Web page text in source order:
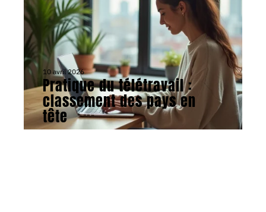
10 avril 2026
Pratique du télétravail :
classement des pays en
tête